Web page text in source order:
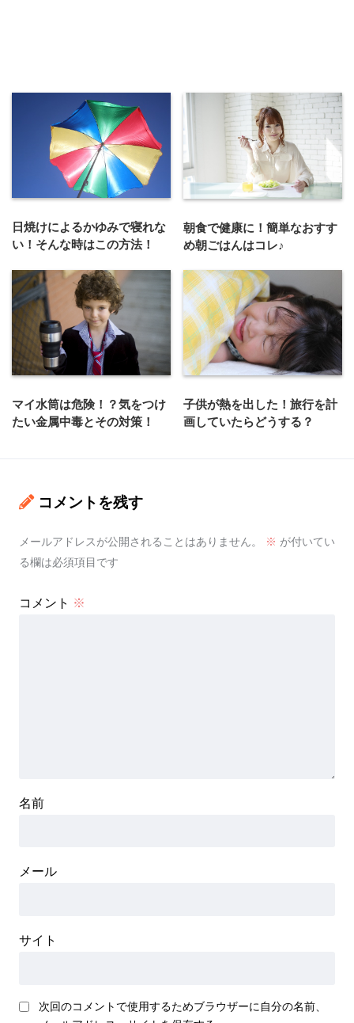
日焼けによるかゆみで寝れな
い！そんな時はこの方法！
朝食で健康に！簡単なおすす
め朝ごはんはコレ♪
マイ水筒は危険！？気をつけ
たい金属中毒とその対策！
子供が熱を出した！旅行を計
画していたらどうする？
コメントを残す
メールアドレスが公開されることはありません。 ※ が付いてい
る欄は必須項目です
コメント ※
名前
メール
サイト
次回のコメントで使用するためブラウザーに自分の名前、